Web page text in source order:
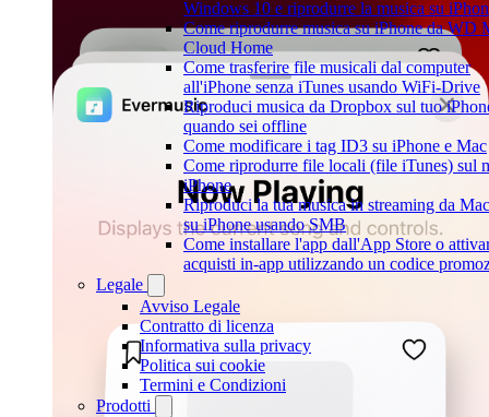
Windows 10 e riprodurre la musica su
Come riprodurre musica su iPhone da WD
Cloud Home
Come trasferire file musicali dal computer
all'iPhone senza iTunes usando WiFi-Drive
Riproduci musica da Dropbox sul tuo
quando sei offline
Come modificare i tag ID3 su iPhone e Mac
Come riprodurre file locali (file iTunes) sul
iPhone
Riproduci la tua musica in streaming da
su iPhone usando SMB
Come installare l'app dall'App Store o
acquisti in-app utilizzando un codice
Legale
Avviso Legale
Contratto di licenza
Informativa sulla privacy
Politica sui cookie
Termini e Condizioni
Prodotti